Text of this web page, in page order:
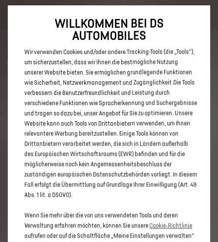
Hybride. Mehr erfahren >>
ENTDECKEN SIE ALLE DS 3 UND
DS 3 CROSSBACK NEUWAGEN IN
MAGDEBURG
WILLKOMMEN BEI DS
AUTOMOBILES
Wir verwenden Cookies und/oder andere Tracking-Tools (die „Tools“),
um sicherzustellen, dass wir Ihnen die bestmögliche Nutzung
unserer Website bieten. Sie ermöglichen grundlegende Funktionen
wie Sicherheit, Netzwerkmanagement und Zugänglichkeit.Die Tools
verbessern die Benutzerfreundlichkeit und Leistung durch
verschiedene Funktionen wie Spracherkennung und Suchergebnisse
und tragen so dazu bei, unser Angebot für Sie zu optimieren. Unsere
Website kann auch Tools von Drittanbietern verwenden, um Ihnen
relevantere Werbung bereitzustellen. Einige Tools können von
Drittanbietern verarbeitet werden, die sich in Ländern außerhalb
des Europäischen Wirtschaftsraums (EWR) befinden und für die
möglicherweise noch kein Angemessenheitsbeschluss der
zuständigen europäischen Datenschutzbehörden vorliegt. In diesem
Fall erfolgt die Übermittlung auf Grundlage Ihrer Einwilligung (Art. 49
Abs. 1 lit. a DSGVO).
Wenn Sie mehr über die von uns verwendeten Tools und deren
Verwaltung erfahren möchten, können Sie unsere Cookie‑Richtlinie
aufrufen oder auf die Schaltfläche „Meine Einstellungen verwalten“